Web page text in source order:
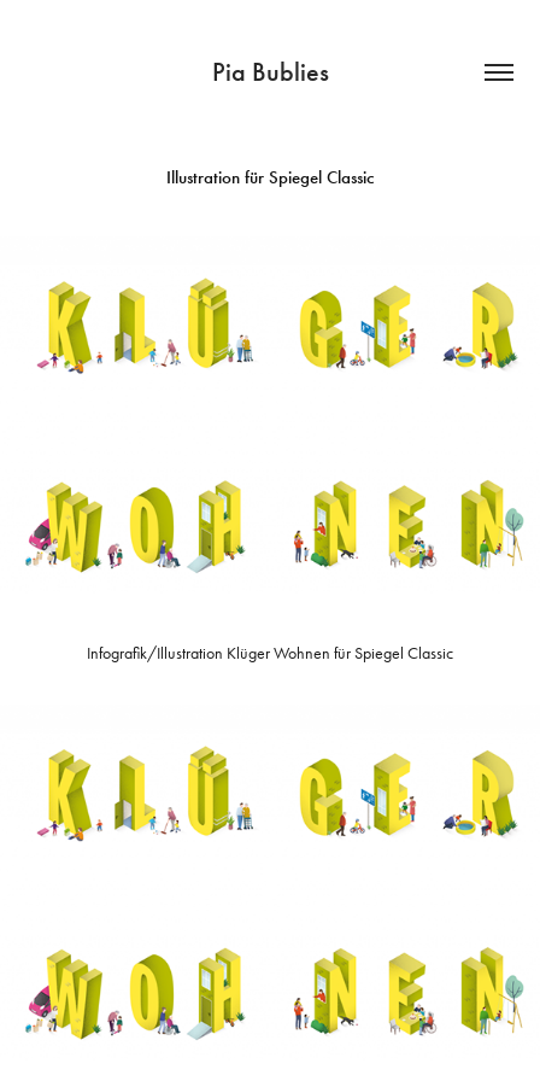
Pia Bublies
Illustration für Spiegel Classic
Infografik/Illustration Klüger Wohnen für Spiegel Classic